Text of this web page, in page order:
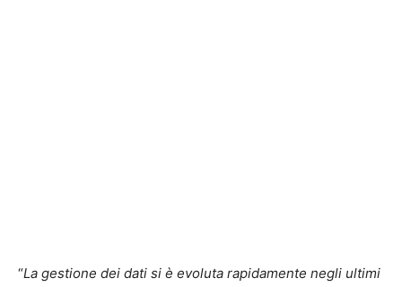
“La gestione dei dati si è evoluta rapidamente negli ultimi